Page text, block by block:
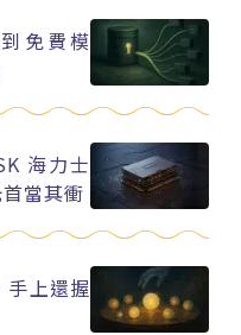
免費模
海力士
當其衝
上還握